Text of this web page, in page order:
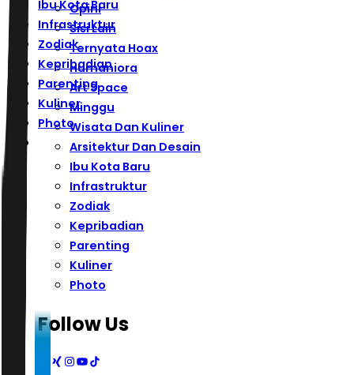
Ibu Kota Baru
Infrastruktur
Zodiak
Kepribadian
Parenting
Kuliner
Photo
Opini
Sisi Lain
Ternyata Hoax
Humaniora
Art Space
Minggu
Wisata Dan Kuliner
Arsitektur Dan Desain
Ibu Kota Baru
Infrastruktur
Zodiak
Kepribadian
Parenting
Kuliner
Photo
Follow Us